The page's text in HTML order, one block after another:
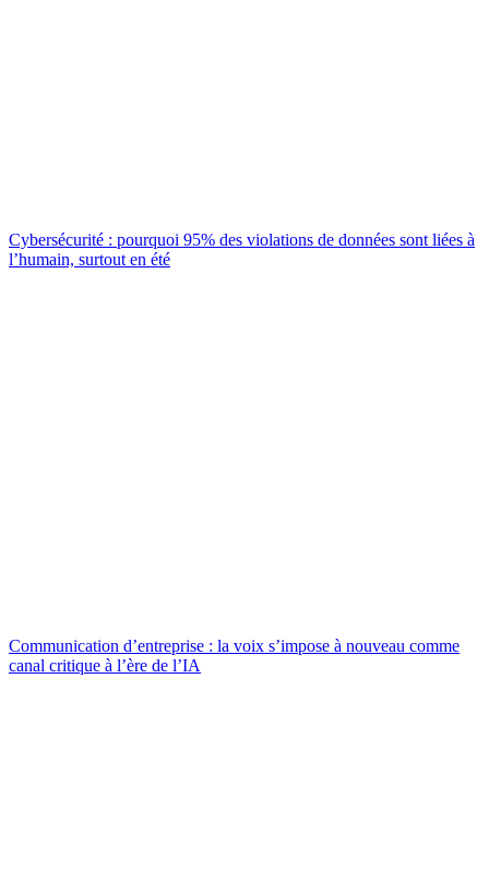
Cybersécurité : pourquoi 95% des violations de données sont liées à
l’humain, surtout en été
Communication d’entreprise : la voix s’impose à nouveau comme
canal critique à l’ère de l’IA